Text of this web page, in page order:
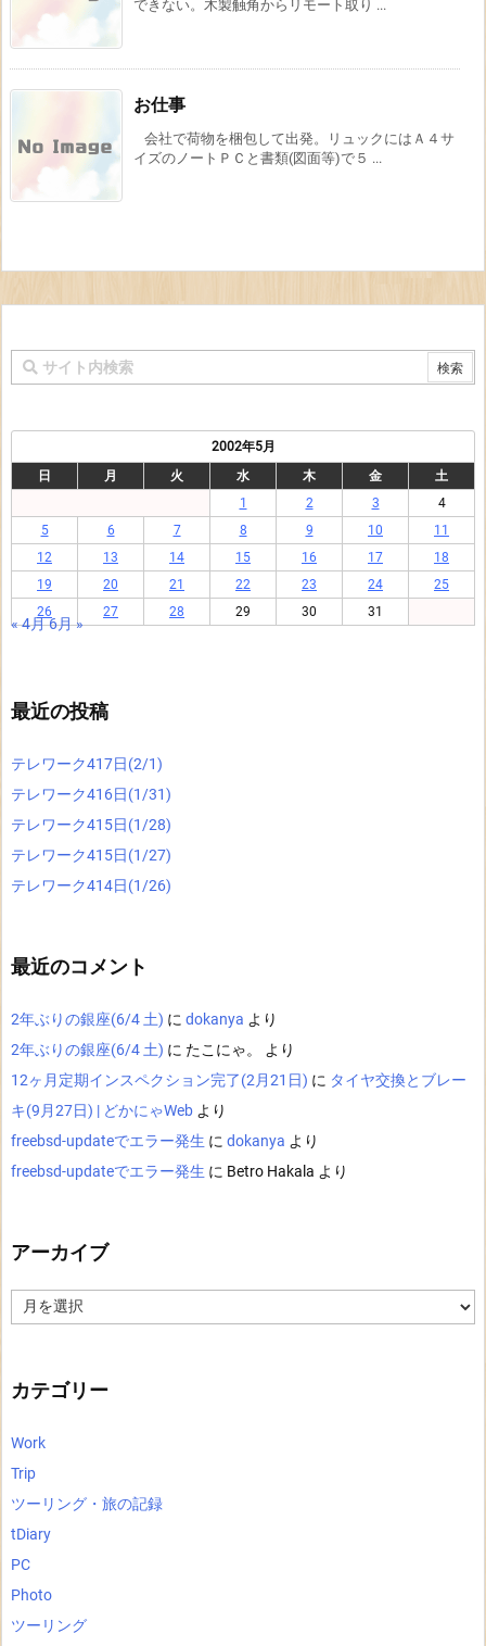
できない。木製触角からリモート取り ...
お仕事
会社で荷物を梱包して出発。リュックにはＡ４サ
イズのノートＰＣと書類(図面等)で５ ...
2002年5月
日
月 火 水 木 金
土
1
2 3
4
5
6 7 8 9 10
11
12
13 14 15 16 17
18
19
20 21 22 23 24
25
26
27 28 29 30 31
« 4月6月 »
最近の投稿
テレワーク417日(2/1)
テレワーク416日(1/31)
テレワーク415日(1/28)
テレワーク415日(1/27)
テレワーク414日(1/26)
最近のコメント
2年ぶりの銀座(6/4 土) に dokanya より
2年ぶりの銀座(6/4 土) に たこにゃ。
より
12ヶ月定期インスペクション完了(2月21日) に タイヤ交換とブレー
キ(9月27日) | どかにゃWeb より
freebsd-updateでエラー発生 に dokanya より
freebsd-updateでエラー発生 に Betro Hakala より
アーカイブ
ー
カテゴリー
Work
Trip
ツーリング・旅の記録
tDiary
PC
Photo
ツーリング